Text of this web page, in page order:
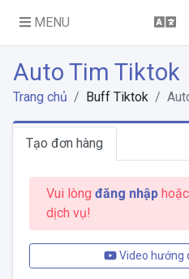
MENU
Auto Tim Tiktok
Trang chủ Buff Tiktok
Tạo đơn hàng
Vui lòng đăng nhậphoặc
dịch vụ!
Video hướng